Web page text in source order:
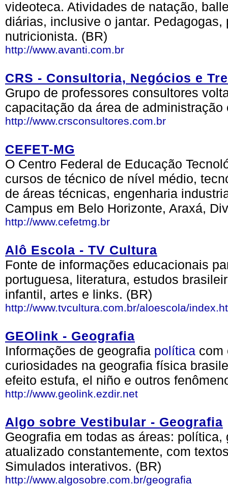
videoteca. Atividades de natação,
diárias, inclusive o jantar.
nutricionista. (BR)
http://www.avanti.com.br
CRS - Consultoria, Negócios e
Grupo de professores consultores
capacitação da área de
http://www.crsconsultores.com.br
CEFET-MG
O Centro Federal de Educação
cursos de técnico de nível médio,
de áreas técnicas, engenharia
Campus em Belo Horizonte, Araxá,
http://www.cefetmg.br
Alô Escola - TV Cultura
Fonte de informações educacionais
portuguesa, literatura, estudos
infantil, artes e links. (BR)
http://www.tvcultura.com.br/aloescola/
GEOlink - Geografia
Informações de geografia política
curiosidades na geografia física
efeito estufa, el niño e outros
http://www.geolink.ezdir.net
Algo sobre Vestibular - Geografia
Geografia em todas as áreas:
atualizado constantemente, com
Simulados interativos. (BR)
http://www.algosobre.com.br/geografia